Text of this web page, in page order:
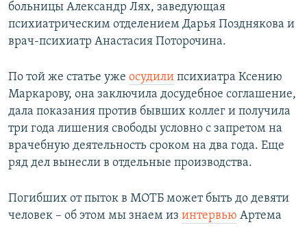
больницы Александр Лях, заведующая
психиатрическим отделением Дарья Позднякова и
врач-психиатр Анастасия Поторочина.
По той же статье уже осудили психиатра Ксению
Маркарову, она заключила досудебное соглашение,
дала показания против бывших коллег и получила
три года лишения свободы условно с запретом на
врачебную деятельность сроком на два года. Еще
ряд дел вынесли в отдельные производства.
Погибших от пыток в МОТБ может быть до девяти
человек – об этом мы знаем из интервью Артема